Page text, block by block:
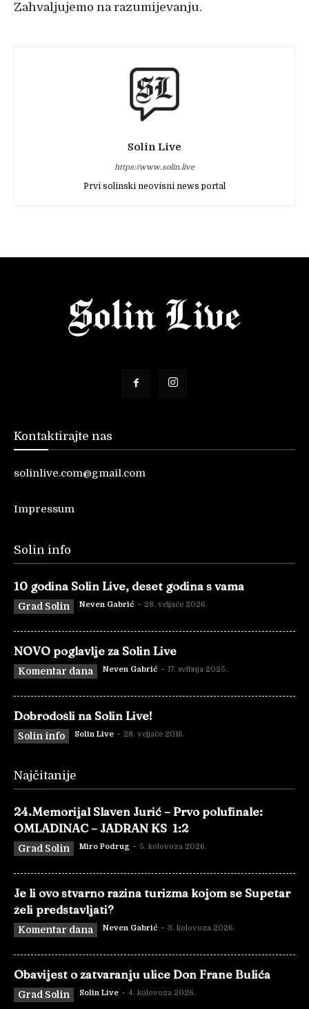
Zahvaljujemo na razumijevanju.
Solin Live
https://www.solin.live
Prvi solinski neovisni news portal
Kontaktirajte nas
solinlive.com@gmail.com
Impressum
Solin info
10 godina Solin Live, deset godina s vama
Grad Solin Neven Gabrić - 28. veljače 2026.
NOVO poglavlje za Solin Live
Komentar dana Neven Gabrić - 17. svibnja 2025.
Dobrodošli na Solin Live!
Solin info Solin Live - 28. veljače 2016.
Najčitanije
24.Memorijal Slaven Jurić – Prvo polufinale:
OMLADINAC – JADRAN KS 1:2
Grad Solin Miro Podrug - 5. kolovoza 2026.
Je li ovo stvarno razina turizma kojom se Supetar
želi predstavljati?
Komentar dana Neven Gabrić - 3. kolovoza 2026.
Obavijest o zatvaranju ulice Don Frane Bulića
Grad Solin Solin Live - 4. kolovoza 2026.